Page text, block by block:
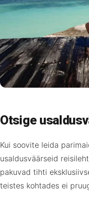
Otsige
Kui soovite leida
usaldusväärseid
pakuvad tihti
teistes kohtades ei